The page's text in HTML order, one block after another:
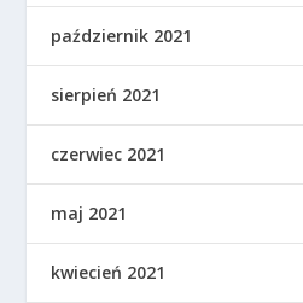
październik 2021
sierpień 2021
czerwiec 2021
maj 2021
kwiecień 2021